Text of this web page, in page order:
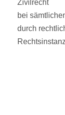
Zivilrecht
bei
durch